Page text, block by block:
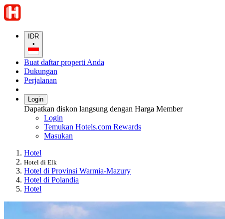
IDR
•
Buat daftar properti Anda
Dukungan
Perjalanan
Login
Dapatkan diskon langsung dengan Harga Member
Login
Temukan Hotels.com Rewards
Masukan
Hotel
Hotel di Elk
Hotel di Provinsi Warmia-Mazury
Hotel di Polandia
Hotel